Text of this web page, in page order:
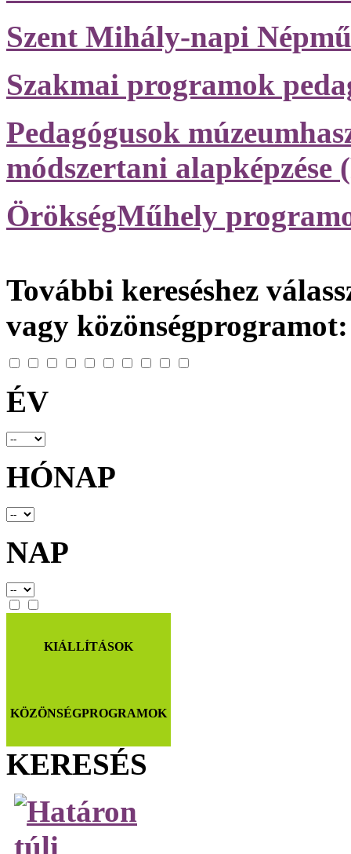
Szent Mihály-napi
Szakmai programok
Pedagógusok
módszertani alapképzése
ÖrökségMűhely
További kereséshez
vagy közönségprogramot:
ÉV
HÓNAP
NAP
KIÁLLÍTÁSOK
KÖZÖNSÉGPROGRAMOK
KERESÉS